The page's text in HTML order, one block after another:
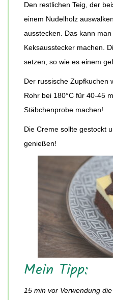
Den restlichen Teig, der
einem Nudelholz
ausstecken. Das kann
Keksausstecker machen.
setzen, so wie es einem
Der russische Zupfkuchen
Rohr bei 180°C für 40-45
Stäbchenprobe machen!
Die Creme sollte gestockt
genießen!
Mein Tipp:
15 min vor Verwendung